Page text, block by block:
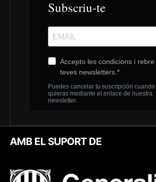
AMB EL SUPORT DE